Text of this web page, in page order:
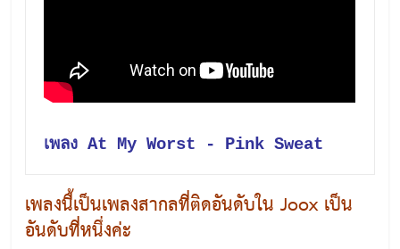
เพลง At My Worst - Pink Sweat
เพลงนี้เป็นเพลงสากลที่ติดอันดับใน Joox เป็น
อันดับที่หนึ่งค่ะ